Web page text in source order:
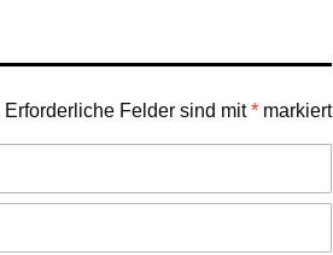
Erforderliche Felder sind mit* markiert